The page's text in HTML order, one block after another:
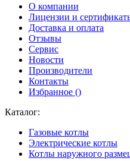
О компании
Лицензии и
Доставка и оплата
Отзывы
Сервис
Новости
Производители
Контакты
Избранное ()
Каталог:
Газовые котлы
Электрические котлы
Котлы наружного